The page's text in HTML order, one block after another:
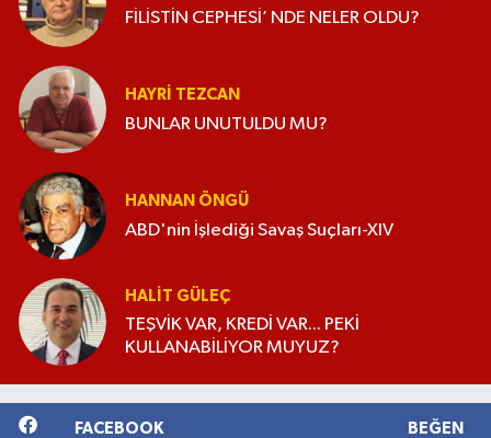
FİLİSTİN CEPHESİ’ NDE NELER OLDU?
HAYRI TEZCAN
BUNLAR UNUTULDU MU?
HANNAN ÖNGÜ
ABD'nin İşlediği Savaş Suçları-XIV
HALIT GÜLEÇ
TEŞVİK VAR, KREDİ VAR... PEKİ
KULLANABİLİYOR MUYUZ?
FACEBOOK BEĞEN